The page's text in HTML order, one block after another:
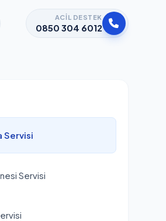
ACIL DESTEK
0850 304 6012
Servisi
Servisi